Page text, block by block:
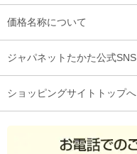
価格名称について
ジャパネットたかた公式SNS
ショッピングサイトトップへ